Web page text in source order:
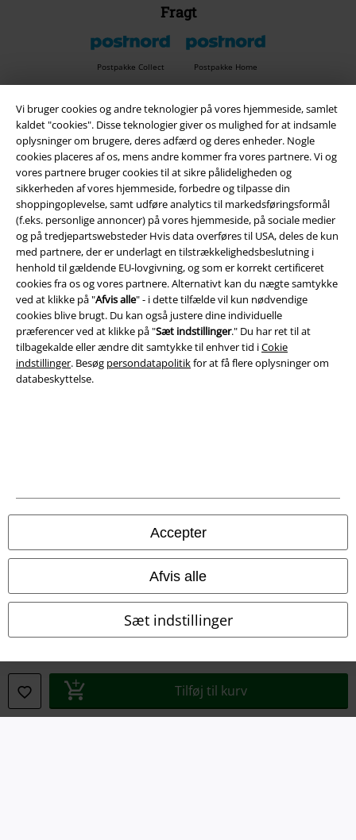
Vi bruger cookies og andre teknologier på vores hjemmeside, samlet
kaldet "cookies". Disse teknologier giver os mulighed for at indsamle
oplysninger om brugere, deres adfærd og deres enheder. Nogle
cookies placeres af os, mens andre kommer fra vores partnere. Vi og
vores partnere bruger cookies til at sikre pålideligheden og
sikkerheden af ​​vores hjemmeside, forbedre og tilpasse din
shoppingoplevelse, samt udføre analytics til markedsføringsformål
(f.eks. personlige annoncer) på vores hjemmeside, på sociale medier
og på tredjepartswebsteder Hvis data overføres til USA, deles de kun
med partnere, der er underlagt en tilstrækkelighedsbeslutning i
henhold til gældende EU-lovgivning, og som er korrekt certificeret
cookies fra os og vores partnere. Alternativt kan du nægte samtykke
ved at klikke på "Afvis alle" - i dette tilfælde vil kun nødvendige
cookies blive brugt. Du kan også justere dine individuelle
præferencer ved at klikke på "Sæt indstillinger." Du har ret til at
tilbagekalde eller ændre dit samtykke til enhver tid iCokie
indstillinger. Besøg persondatapolitikfor at få flere oplysninger om
databeskyttelse.
Accepter
Afvis alle
Sæt indstillinger
Tilføj til kurv
Fragt
Postpakke Collect Postpakke Home
EMP app
Download den nye EMP app gratis og få glæde af alle forbedringerne
og fordelene!
A Warner Music Group Company
Juridisk
Salgs-, medlems- & leveringsbetingelser
Om EMP Danmark
Persondatapolitik
Bortskaffelse af affald og miljøbeskyttelse
Overensstemmelseserklæring
Oplysninger om tilgængelighed